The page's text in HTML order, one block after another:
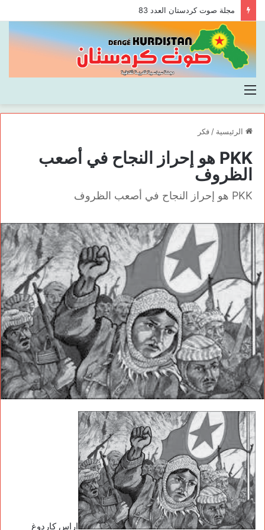
مجلة صوت كردستان العدد 83
القائمة
الرئيسية / فكر
PKK هو إحراز النجاح في أصعب
الظروف
PKK هو إحراز النجاح في أصعب الظروف
اراس كاردوغ